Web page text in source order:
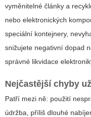
vyměnitelné články a
nebo elektronických
speciální kontejnery,
snižujete negativní dopad
správné likvidace
Nejčastější chyby
Patří mezi ně: použití
údržba, příliš dlouhé